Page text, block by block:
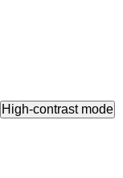
High-contrast mode